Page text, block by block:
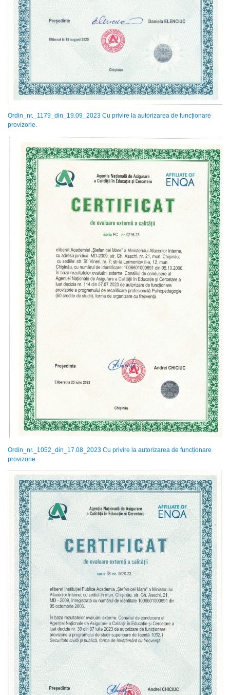
Ordin_nr._1179_din_19.09_2023 Cu privire la autorizarea de funcționare
provizorie.
Ordin_nr._1052_din_17.08_2023 Cu privire la autorizarea de funcționare
provizorie.